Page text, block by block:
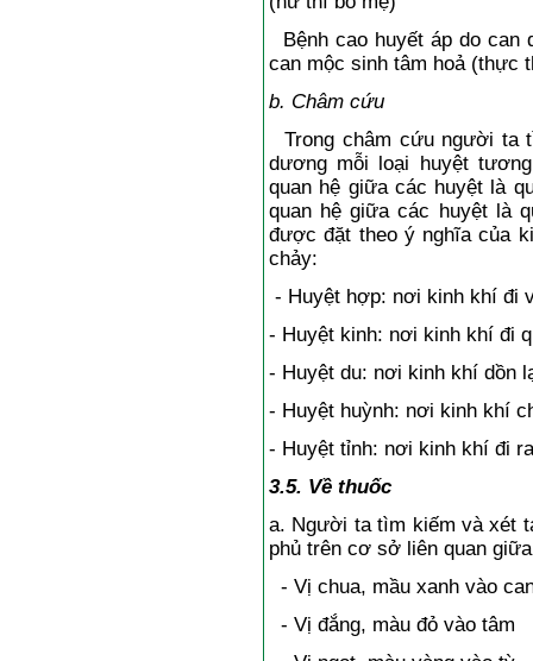
Bệnh cao huyết áp do can
can mộc sinh tâm hoả (thực
b. Châm cứu
Trong châm cứu người ta
dương mỗi loại huyệt
quan hệ giữa các huyệt là
quan hệ giữa các huyệt là
được đặt theo ý nghĩa của
chảy:
- Huyệt hợp: nơi kinh khí đi
- Huyệt kinh: nơi kinh khí đi
- Huyệt du: nơi kinh khí dồn
- Huyệt huỳnh: nơi kinh khí
- Huyệt tỉnh: nơi kinh khí đi ra
3.5. Về thuốc
a. Người ta tìm kiếm và xét
phủ trên cơ sở liên quan
- Vị chua, mầu xanh vào
- Vị đắng, màu đỏ vào tâm